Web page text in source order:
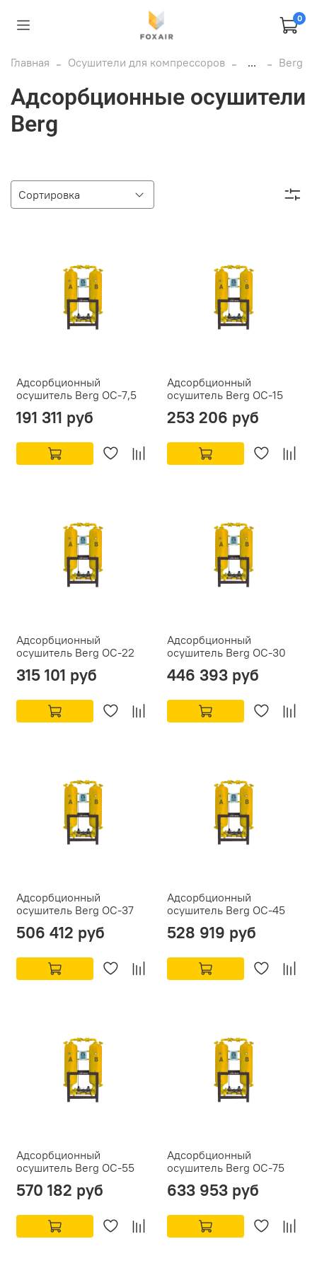
0
Главная Осушители для компрессоров ... Berg
Адсорбционные осушители
Berg
Адсорбционный
осушитель Berg ОС-7,5
191 311 руб
Адсорбционный
осушитель Berg ОС-15
253 206 руб
Адсорбционный
осушитель Berg ОС-22
315 101 руб
Адсорбционный
осушитель Berg ОС-30
446 393 руб
Адсорбционный
осушитель Berg ОС-37
506 412 руб
Адсорбционный
осушитель Berg ОС-45
528 919 руб
Адсорбционный
осушитель Berg ОС-55
570 182 руб
Адсорбционный
осушитель Berg ОС-75
633 953 руб